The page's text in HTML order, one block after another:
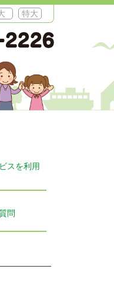
特大
スを利用
問